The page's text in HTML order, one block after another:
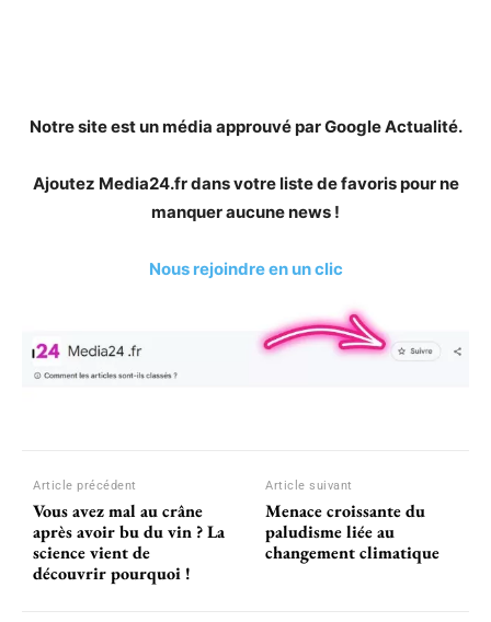
Notre site est un média approuvé par Google Actualité.
Ajoutez Media24.fr dans votre liste de favoris pour ne
manquer aucune news !
Nous rejoindre en un clic
Article précédent
Vous avez mal au crâne
après avoir bu du vin ? La
science vient de
découvrir pourquoi !
Article suivant
Menace croissante du
paludisme liée au
changement climatique